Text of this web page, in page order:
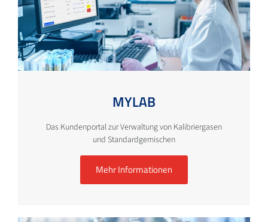
MYLAB
Das Kundenportal zur Verwaltung von Kalibriergasen
und Standardgemischen
Mehr Informationen